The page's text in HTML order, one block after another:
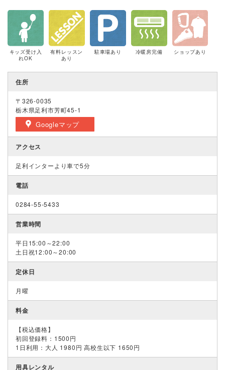
キッズ受け入
れOK
有料レッスン
あり
駐車場あり 冷暖房完備 ショップあり
住所
〒326-0035
栃木県足利市芳町45-1
Googleマップ
アクセス
足利インターより車で5分
電話
0284-55-5433
営業時間
平日15:00～22:00
土日祝12:00～20:00
定休日
月曜
料金
【税込価格】
初回登録料：1500円
1日利用：大人 1980円 高校生以下 1650円
用具レンタル